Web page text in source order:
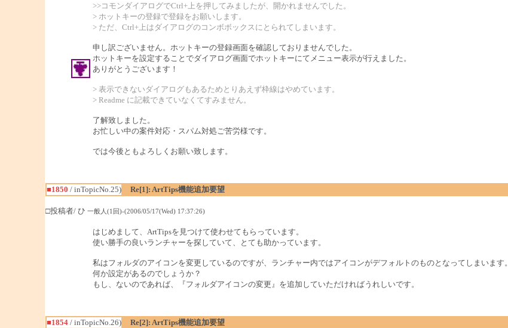
>>コモンダイアログでCtrl+上を押してみましたが、開かれませんでした。
> ホットキーの登録で登録をお願いします。
> ただ、Ctrl+上はダイアログのコンボボックスにとられてしまいます。
申し訳ございません。ホットキーの登録画面を確認しておりませんでした。
ホットキーを設定することでダイアログ画面でホットキーにてメニュー表示が行えました。
ありがとうございます！
> 表示できないダイアログもあるためとりあえず枠線はやめています。
> Readme に記載できていなくてすみません。
了解致しました。
お忙しい中の案件対応・スパム対処ご苦労様です。
では今後ともよろしくお願い致します。
■1850 / inTopicNo.25)
Re[1]: ArtTips機能追加要望
□投稿者/ ひ 一般人(1回)-(2006/05/17(Wed) 17:37:26)
はじめまして、ArtTipsを見つけて使わせてもらっています。
使い勝手の良いランチャーを探していて、とても助かっています。
私はフォルダのアイコンを変更しているのですが、ランチャー内ではアイコンがデフォルトのものとなってしまいます。
何か設定があるのでしょうか？
もし、ないのであれば、『フォルダアイコンの変更』を追加していただければうれしいです。
■1854/ inTopicNo.26)
Re[2]: ArtTips機能追加要望